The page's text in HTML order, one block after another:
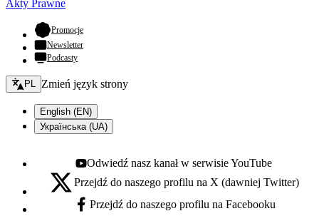
Akty Prawne
Promocje- otwiera się w nowej karcie
Newsletter
Podcasty
Zmień język - bieżący:
PL Zmień język strony
English (EN)
Українська (UA)
Youtube - otwiera się w nowej karcie
Odwiedź nasz kanał w serwisie YouTube
X - otwiera się w nowej karcie
Przejdź do naszego profilu na X (dawniej Twitter)
Facebook - otwiera się w nowej karcie
Przejdź do naszego profilu na Facebooku